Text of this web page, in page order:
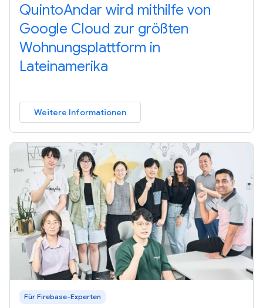
QuintoAndar wird mithilfe von
Google Cloud zur größten
Wohnungsplattform in
Lateinamerika
Weitere Informationen
Für Firebase-Experten